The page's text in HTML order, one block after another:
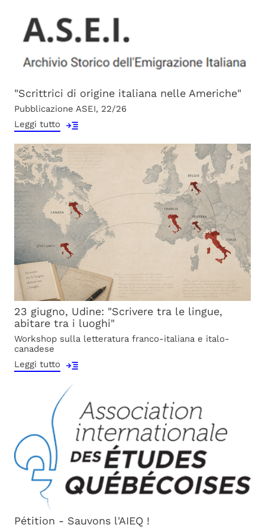
"Scrittrici di origine italiana nelle Americhe"
Pubblicazione ASEI, 22/26
Leggi tutto
23 giugno, Udine: "Scrivere tra le lingue,
abitare tra i luoghi"
Workshop sulla letteratura franco-italiana e italo-
canadese
Leggi tutto
Pétition - Sauvons l'AIEQ !